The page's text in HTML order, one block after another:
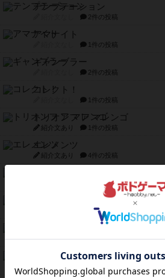
テンプテーション
2件の投稿
アマナイト
1件の投稿
ギャンブラー
2件の投稿
コレクト！
1件の投稿
トリオンフ ア マレンゴ
紹介文あり 1件の投稿
エレメンツ
紹介文あり 4件の投稿
1件の投稿
1件の投稿
紹介文なし 1件の投稿
ブラヴェスト
紹介文なし 1件の投稿